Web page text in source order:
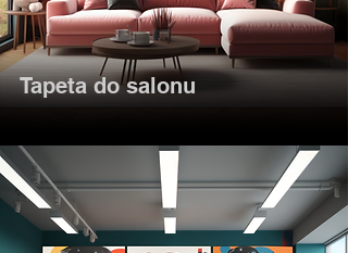
Tapeta do salonu